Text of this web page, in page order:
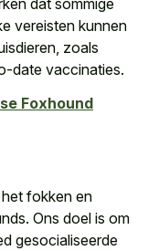
dat sommige
vereisten kunnen
zoals
date vaccinaties.
Foxhound
fokken en
Ons doel is om
gesocialiseerde